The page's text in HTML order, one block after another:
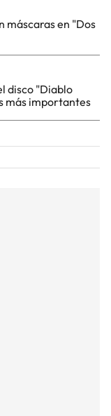
máscaras en "Dos
disco "Diablo
más importantes